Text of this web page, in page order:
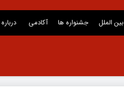
بین الملل جشنواره ها آکادمی